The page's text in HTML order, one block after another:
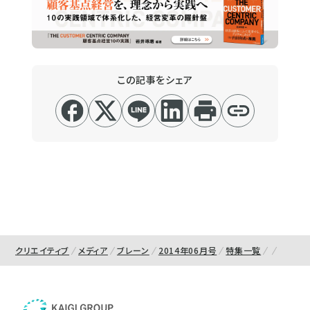
この記事をシェア
クリエイティブ メディア ブレーン 2014年06月号 特集一覧